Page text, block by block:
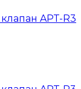
APT-R3